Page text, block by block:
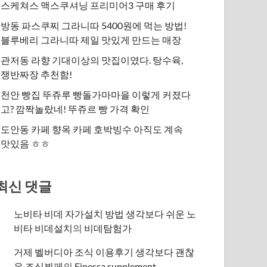
스케쳐스 맥스쿠셔닝 프리미어3 구매 후기
방동 파스쿠찌 그라니따 5400원에 먹는 방법!
블루베리 그라니따 제일 맛있게 만드는 매장
관저동 라향 기대이상의 맛집이였다. 탕수육,
쟁반짜장 추천함!
천안 빵집 뚜쥬루 빵돌가마마을 이렇게 커졌다
고? 깜짝놀랐네! 뚜쥬르 빵 가격 확인
도안동 카페 향옥 카페 호박빙수 아직도 계속
맛있음 ㅎㅎ
신 댓글
노비타 비데 자가설치 방법 생각보다 쉬운 노
비타 비데설치의 비데탐험가
거제 벨버디아 조식 이용후기 생각보다 괜찮